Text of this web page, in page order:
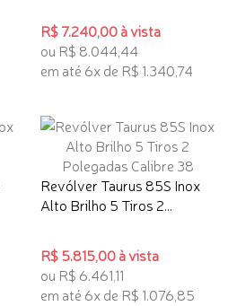
R$ 7.240,00 à vista
ou R$ 8.044,44
em até 6x de R$ 1.340,74
Revólver Taurus 85S Inox
Alto Brilho 5 Tiros 2...
R$ 5.815,00 à vista
ou R$ 6.461,11
em até 6x de R$ 1.076,85